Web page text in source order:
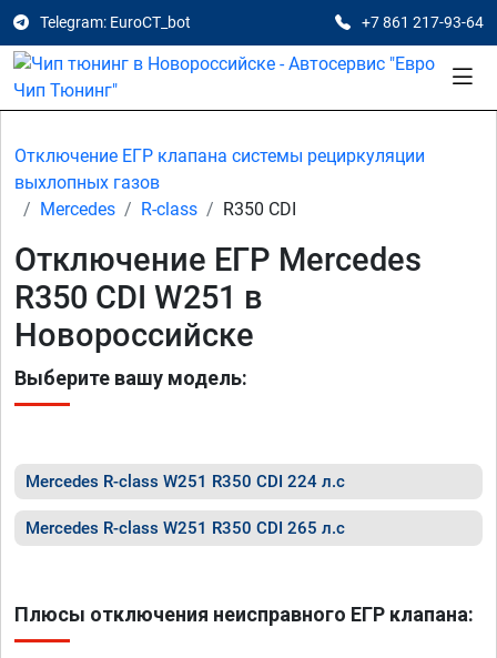
Telegram: EuroCT_bot +7 861 217-93-64
Отключение ЕГР клапана системы рециркуляции
выхлопных газов
Mercedes
R-class R350 CDI
Отключение ЕГР Mercedes
R350 CDI W251 в
Новороссийске
Выберите вашу модель:
Mercedes R-class W251 R350 CDI 224 л.с
Mercedes R-class W251 R350 CDI 265 л.с
Плюсы отключения неисправного ЕГР клапана: